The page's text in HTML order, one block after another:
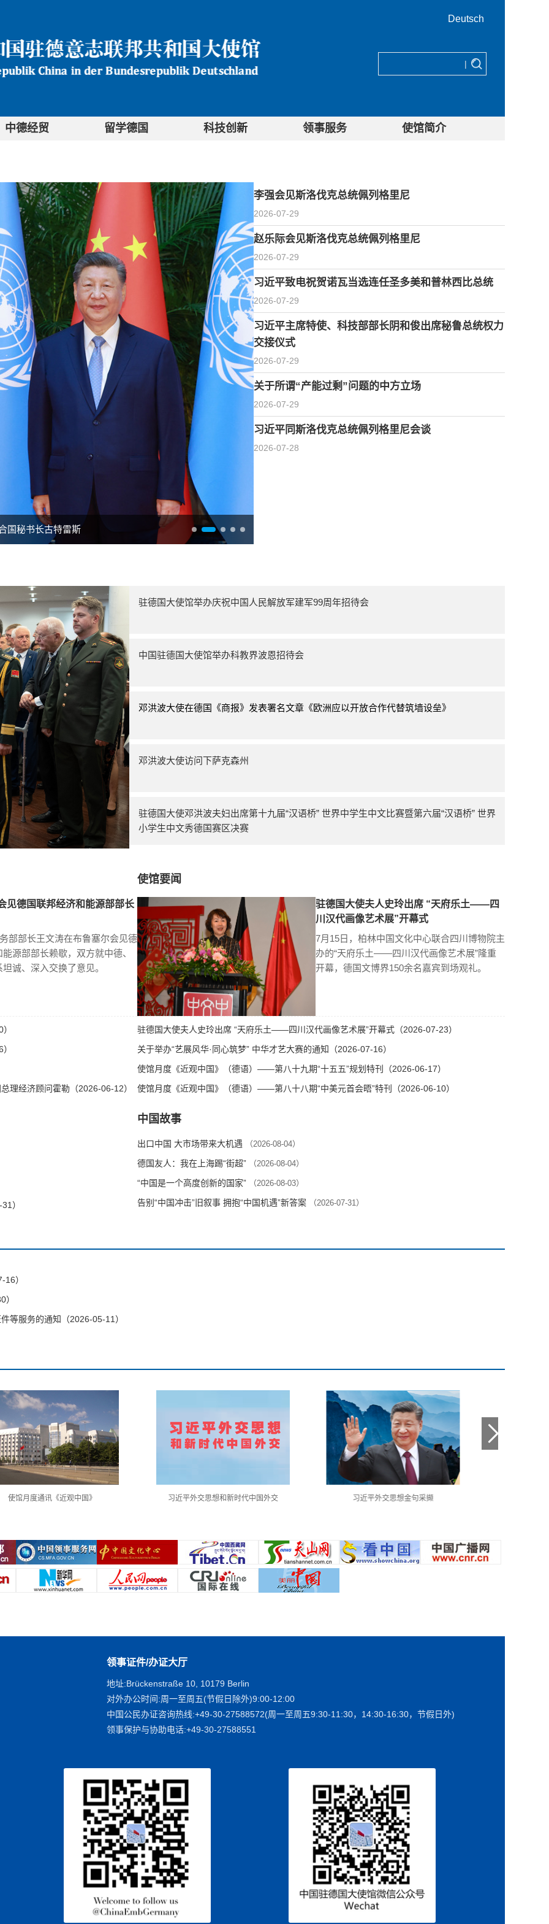
Deutsch
|
中德经贸 留学德国 科技创新 领事服务 使馆简介
国秘书长古特雷斯
李强会见斯洛伐克总统佩列格里尼
2026-07-29
赵乐际会见斯洛伐克总统佩列格里尼
2026-07-29
习近平致电祝贺诺瓦当选连任圣多美和普林西比总统
2026-07-29
习近平主席特使、科技部部长阴和俊出席秘鲁总统权力
交接仪式
2026-07-29
关于所谓“产能过剩”问题的中方立场
2026-07-29
习近平同斯洛伐克总统佩列格里尼会谈
2026-07-28
驻德国大使馆举办庆祝中国人民解放军建军99周年招待会
中国驻德国大使馆举办科教界波恩招待会
邓洪波大使在德国《商报》发表署名文章《欧洲应以开放合作代替筑墙设垒》
邓洪波大使访问下萨克森州
驻德国大使邓洪波夫妇出席第十九届“汉语桥” 世界中学生中文比赛暨第六届“汉语桥” 世界
小学生中文秀德国赛区决赛
见德国联邦经济和能源部部长
部部长王文涛在布鲁塞尔会见德
源部部长赖歇，双方就中德、
诚、深入交换了意见。
理经济顾问霍勒（2026-06-12）
使馆要闻
驻德国大使夫人史玲出席 “天府乐土——四
川汉代画像艺术展”开幕式
7月15日，柏林中国文化中心联合四川博物院主
办的“天府乐土——四川汉代画像艺术展”隆重
开幕，德国文博界150余名嘉宾到场观礼。
驻德国大使夫人史玲出席 “天府乐土——四川汉代画像艺术展”开幕式（2026-07-23）
关于举办“艺展风华·同心筑梦” 中华才艺大赛的通知（2026-07-16）
使馆月度《近观中国》（德语）——第八十九期“十五五”规划特刊（2026-06-17）
使馆月度《近观中国》（德语）——第八十八期“中美元首会晤”特刊（2026-06-10）
）
中国故事
出口中国 大市场带来大机遇 （2026-08-04）
德国友人：我在上海踢“街超” （2026-08-04）
“中国是一个高度创新的国家” （2026-08-03）
告别“中国冲击”旧叙事 拥抱“中国机遇”新答案 （2026-07-31）
）
等服务的通知（2026-05-11）
使馆月度通讯《近观中国》 习近平外交思想和新时代中国外交 习近平外交思想金句采撷
领事证件/办证大厅
地址:Brückenstraße 10, 10179 Berlin
对外办公时间:周一至周五(节假日除外)9:00-12:00
中国公民办证咨询热线:+49-30-27588572(周一至周五9:30-11:30，14:30-16:30，节假日外)
领事保护与协助电话:+49-30-27588551